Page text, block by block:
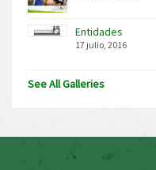
Entidades
17 julio, 2016
See All Galleries